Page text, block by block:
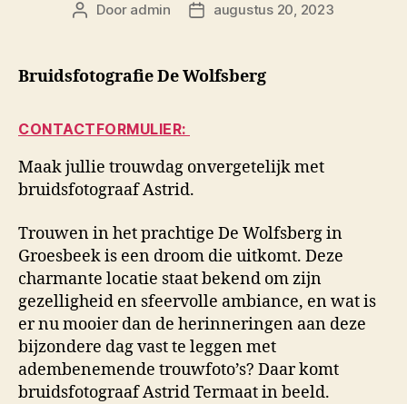
Berichtauteur
Door admin Berichtdatum
augustus 20, 2023
Bruidsfotografie De Wolfsberg
CONTACTFORMULIER:
Maak jullie trouwdag onvergetelijk met
bruidsfotograaf Astrid.
Trouwen in het prachtige De Wolfsberg in
Groesbeek is een droom die uitkomt. Deze
charmante locatie staat bekend om zijn
gezelligheid en sfeervolle ambiance, en wat is
er nu mooier dan de herinneringen aan deze
bijzondere dag vast te leggen met
adembenemende trouwfoto’s? Daar komt
bruidsfotograaf Astrid Termaat in beeld.